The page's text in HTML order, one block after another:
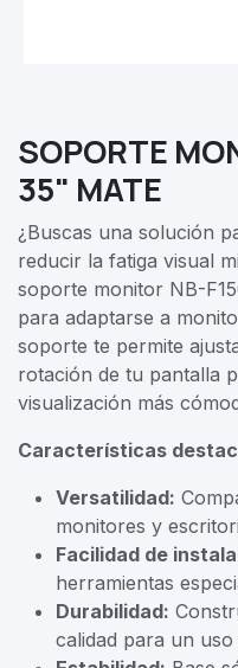
SOPORTE
35" MATE
¿Buscas una solución
reducir la fatiga visual
soporte monitor NB-
para adaptarse a
soporte te permite
rotación de tu pantalla
visualización más
Características
Versatilidad:
monitores y
Facilidad de
herramientas
Durabilidad:
calidad para un